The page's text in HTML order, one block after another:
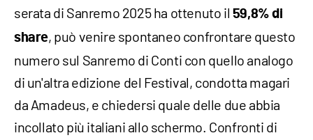
serata di Sanremo 2025 ha ottenuto il 59,8% di
share, può venire spontaneo confrontare questo
numero sul Sanremo di Conti con quello analogo
di un'altra edizione del Festival, condotta magari
da Amadeus, e chiedersi quale delle due abbia
incollato più italiani allo schermo. Confronti di